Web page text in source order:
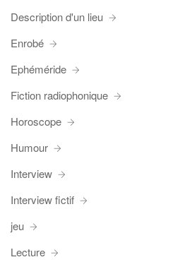
Description d'un lieu
Enrobé
Ephéméride
Fiction radiophonique
Horoscope
Humour
Interview
Interview fictif
jeu
Lecture